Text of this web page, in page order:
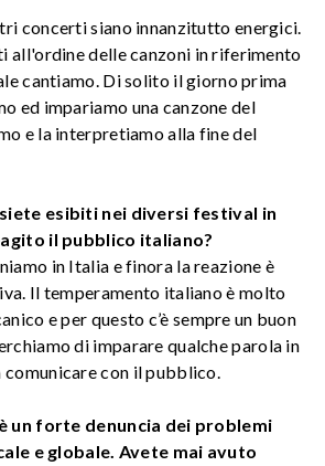
concerti siano innanzitutto energici.
all'ordine delle canzoni in riferimento
cantiamo. Di solito il giorno prima
ed impariamo una canzone del
e la interpretiamo alla fine del
esibiti nei diversi festival in
il pubblico italiano?
in Italia efinora la reazione è
Il temperamento italiano è molto
e per questo c’è sempre un buon
di imparare qualche parola in
comunicare con il pubblico.
un forte denuncia dei problemi
e globale. Avete mai avuto